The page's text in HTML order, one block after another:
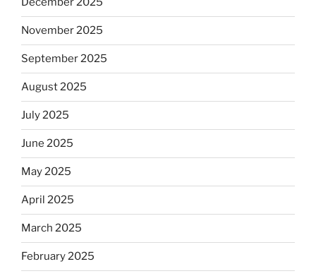
November 2025
September 2025
August 2025
July 2025
June 2025
May 2025
April 2025
March 2025
February 2025